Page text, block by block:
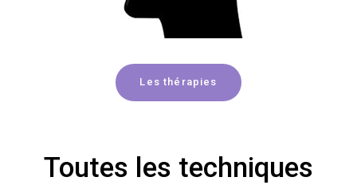
Les thérapies
Toutes les techniques